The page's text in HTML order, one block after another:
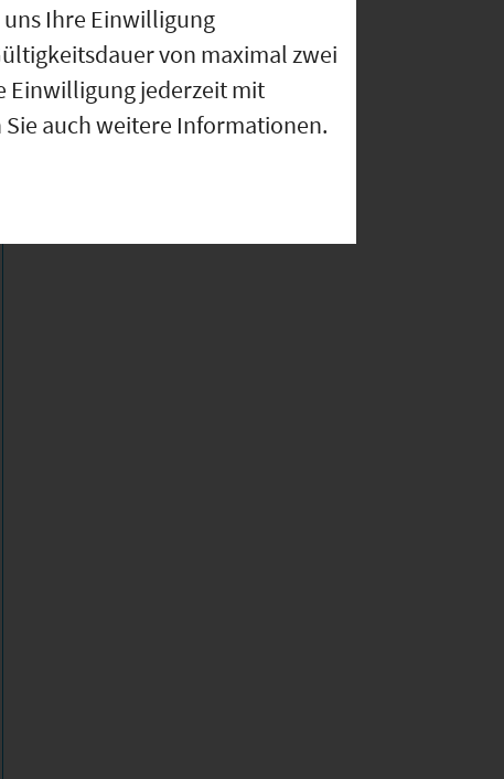
uns Ihre Einwilligung
von maximal zwei
Einwilligung jederzeit mit
auch weitere Informationen.